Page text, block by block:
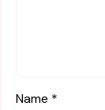
Name *